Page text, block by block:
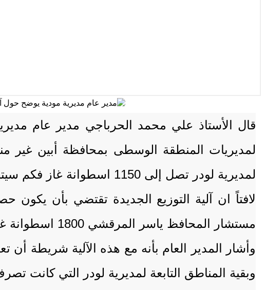
قال الأستاذ علي محمد الحرباجي مدير عام
لمديريات المنطقة الوسطى بمحافظة أبين غير
لمديرية لودر تصل إلى 1150 اسطوانة غاز فكم سيتبقى لمديرية مودية ؟
لافتاً ان آلية التوزيع الجديدة تقتضي بأن
مستشار المحافظ ياسر المرقشي 1800 اسطوانة غاز من كل قاطرة.
وأشار المدير العام بأنه مع هذه الآلية شريطة
وبقية المناطق التابعة لمديرية لودر التي كانت